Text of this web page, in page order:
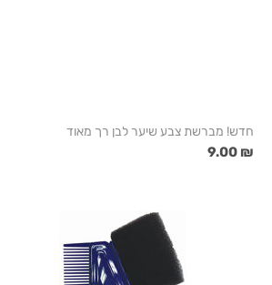
חדש! מברשת צבע שיער לבן רך מאוד
₪ 9.00